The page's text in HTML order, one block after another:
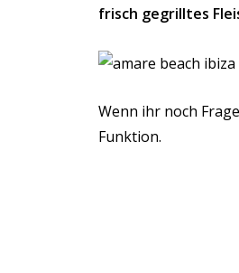
frisch gegrilltes
Wenn ihr noch
Funktion.